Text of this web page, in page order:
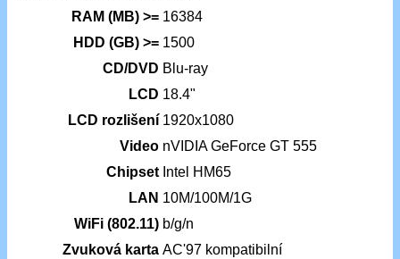
RAM (MB) >= 16384
HDD (GB) >= 1500
CD/DVD Blu-ray
LCD 18.4"
LCD rozlišení 1920x1080
Video nVIDIA GeForce GT 555
Chipset Intel HM65
LAN 10M/100M/1G
WiFi (802.11) b/g/n
Zvuková karta AC'97 kompatibilní